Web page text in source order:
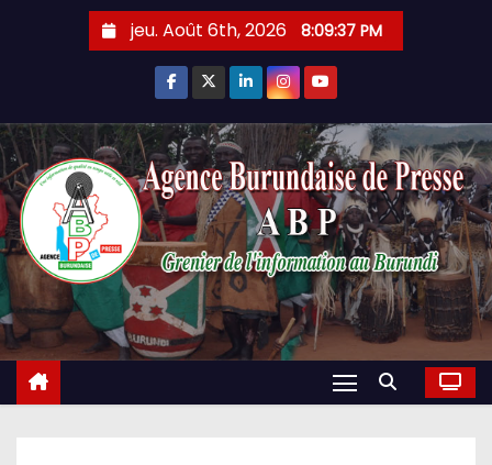
jeu. Août 6th, 2026 8:09:38 PM